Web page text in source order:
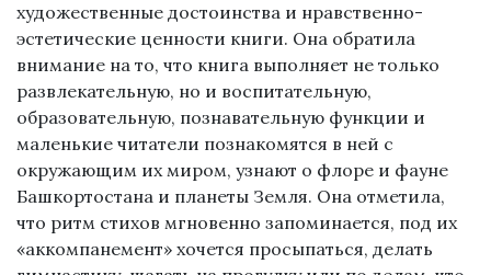
художественные достоинства и нравственно-
эстетические ценности книги. Она обратила
внимание на то, что книга выполняет не только
развлекательную, но и воспитательную,
образовательную, познавательную функции и
маленькие читатели познакомятся в ней с
окружающим их миром, узнают о флоре и фауне
Башкортостана и планеты Земля. Она отметила,
что ритм стихов мгновенно запоминается, под их
«аккомпанемент» хочется просыпаться, делать